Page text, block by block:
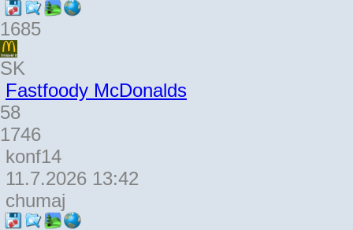
1685
SK
Fastfoody McDonalds
58
1746
konf14
11.7.2026 13:42
chumaj